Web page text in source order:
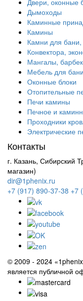
Двери, оконные
Дымоходы
Каминные
Камины
Камни для бани,
Конвектора,
Мангалы,
Мебель для бани
Оконные блоки
Отопительные
Печи камины
Печное и
Проходники
Электрические
Контакты
г. Казань, Сибирский
магазин)
dir@1phenix.ru
+7 (917) 890-37-38 +7
© 2009 - 2024
является публичной